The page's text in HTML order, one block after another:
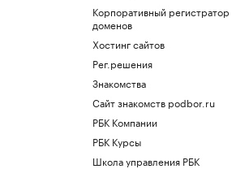
Корпоративный регистратор
доменов
Хостинг сайтов
Рег.решения
Знакомства
Сайт знакомств podbor.ru
РБК Компании
РБК Курсы
Школа управления РБК